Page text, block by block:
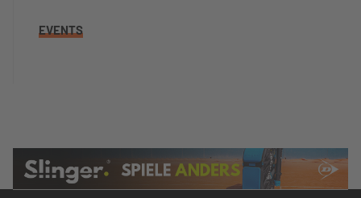
EVENTS